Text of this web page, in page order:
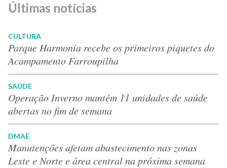
Últimas notícias
CULTURA
Parque Harmonia recebe os primeiros piquetes do
Acampamento Farroupilha
SAÚDE
Operação Inverno mantém 11 unidades de saúde
abertas no fim de semana
DMAE
Manutenções afetam abastecimento nas zonas
Leste e Norte e área central na próxima semana